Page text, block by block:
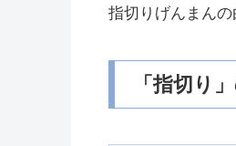
指切りげんまんの
「指切り